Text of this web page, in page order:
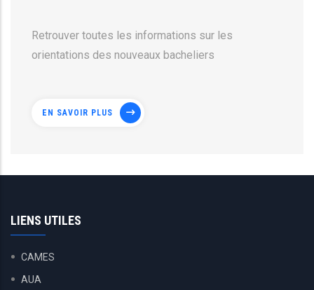
Retrouver toutes les informations sur les
orientations des nouveaux bacheliers
EN SAVOIR PLUS
LIENS UTILES
CAMES
AUA